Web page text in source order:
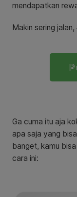
mendapatkan
Makin sering
Ga cuma itu aja
apa saja yang
banget, kamu
cara ini: